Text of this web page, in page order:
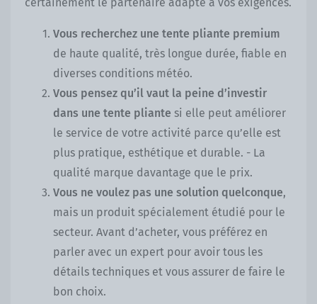
Vous recherchez une tente pliante premium
de haute qualité, très longue durée, fiable en
diverses conditions météo.
Vous pensez qu’il vaut la peine d’investir
dans une tente pliante si elle peut améliorer
le service de votre activité parce qu’elle est
plus pratique, esthétique et durable. - La
qualité marque davantage que le prix.
Vous ne voulez pas une solution quelconque,
mais un produit spécialement étudié pour le
secteur. Avant d’acheter, vous préférez en
parler avec un expert pour avoir tous les
détails techniques et vous assurer de faire le
bon choix.